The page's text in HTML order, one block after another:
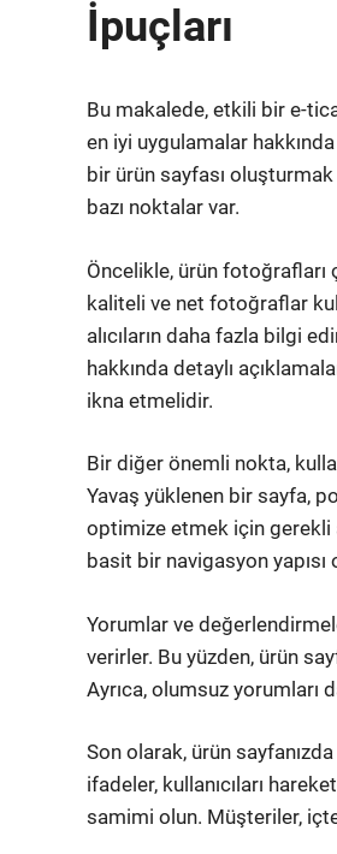
İpuçları
Bu makalede, etkili bir e-
en iyi uygulamalar
bir ürün sayfası
bazı noktalar var.
Öncelikle, ürün fotoğrafları
kaliteli ve net fotoğraflar
alıcıların daha fazla bilgi
hakkında detaylı
ikna etmelidir.
Bir diğer önemli nokta,
Yavaş yüklenen bir sayfa,
optimize etmek için gerekli
basit bir navigasyon yapısı
Yorumlar ve
verirler. Bu yüzden, ürün
Ayrıca, olumsuz yorumları
Son olarak, ürün sayfanızda
ifadeler, kullanıcıları
samimi olun. Müşteriler,